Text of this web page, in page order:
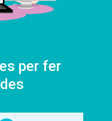
per fer